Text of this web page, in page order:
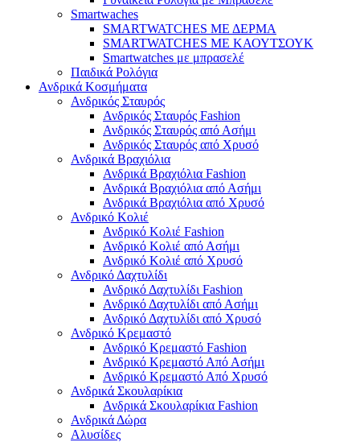
Smartwaches
SMARTWATCHES ΜΕ ΔΕΡΜΑ
SMARTWATCHES ΜΕ ΚΑΟΥΤΣΟΥΚ
Smartwatches με μπρασελέ
Παιδικά Ρολόγια
Ανδρικά Κοσμήματα
Ανδρικός Σταυρός
Ανδρικός Σταυρός Fashion
Ανδρικός Σταυρός από Ασήμι
Ανδρικός Σταυρός από Χρυσό
Ανδρικά Βραχιόλια
Ανδρικά Βραχιόλια Fashion
Ανδρικά Βραχιόλια από Ασήμι
Ανδρικά Βραχιόλια από Χρυσό
Ανδρικό Κολιέ
Ανδρικό Κολιέ Fashion
Ανδρικό Κολιέ από Ασήμι
Ανδρικό Κολιέ από Χρυσό
Ανδρικό Δαχτυλίδι
Ανδρικό Δαχτυλίδι Fashion
Ανδρικό Δαχτυλίδι από Ασήμι
Ανδρικό Δαχτυλίδι από Χρυσό
Ανδρικό Κρεμαστό
Ανδρικό Κρεμαστό Fashion
Ανδρικό Κρεμαστό Από Ασήμι
Ανδρικό Κρεμαστό Από Χρυσό
Ανδρικά Σκουλαρίκια
Ανδρικά Σκουλαρίκια Fashion
Ανδρικά Δώρα
Αλυσίδες